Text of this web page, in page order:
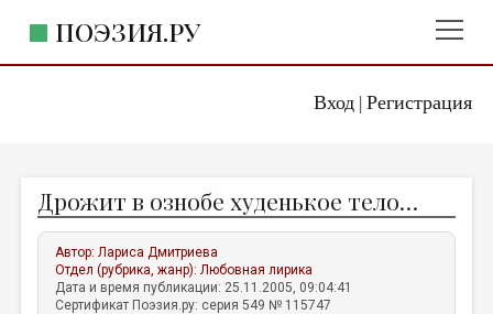
Вход| Регистрация
ПОЭЗИЯ.РУ
ЖАНРЫ
АВТОРЫ
КОММЕНТАРИИ
Дрожит в ознобе худенькое тело…
Автор:Лариса Дмитриева
Отдел (рубрика, жанр):Любовная лирика
Дата и время публикации: 25.11.2005, 09:04:41
Сертификат Поэзия.ру: серия 549 № 115747